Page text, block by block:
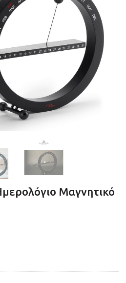
Μαγνητικό